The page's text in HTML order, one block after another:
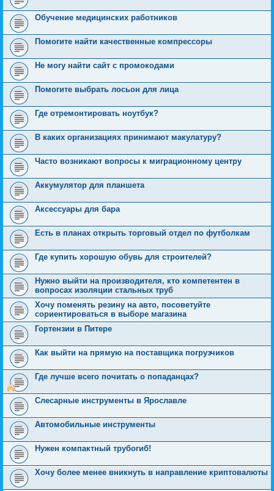
Обучение медицинских работников
Помогите найти качественные компрессоры
Не могу найти сайт с промокодами
Помогите выбрать лосьон для лица
Где отремонтировать ноутбук?
В каких организациях принимают макулатуру?
Часто возникают вопросы к миграционному центру
Аккумулятор для планшета
Аксессуары для бара
Есть в планах открыть торговый отдел по футболкам
Где купить хорошую обувь для строителей?
Нужно выйти на производителя, кто компетентен в
вопросах изоляции стальных труб
Хочу поменять резину на авто, посоветуйте
сориентироваться в выборе магазина
Гортензии в Питере
Как выйти на прямую на поставщика погрузчиков
Где лучше всего почитать о попаданцах?
Слесарные инструменты в Ярославле
Автомобильные инструменты
Нужен компактный трубогиб!
Хочу более менее вникнуть в направление криптовалюты